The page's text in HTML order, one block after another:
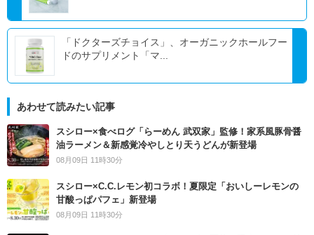
「ドクターズチョイス」、オーガニックホールフー
ドのサプリメント「マ...
あわせて読みたい記事
スシロー×食べログ「らーめん 武双家」監修！家系風豚骨醤
油ラーメン＆新感覚冷やしとり天うどんが新登場
08月09日 11時30分
スシロー×C.C.レモン初コラボ！夏限定「おいしーレモンの
甘酸っぱパフェ」新登場
08月09日 11時30分